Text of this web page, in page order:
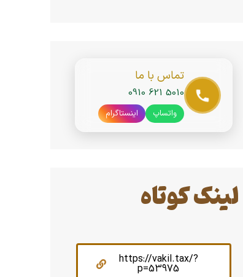
تماس با ما
0910 621 5010
واتساپ اینستاگرام
لینک کوتاه
https://vakil.tax/?
p=53975